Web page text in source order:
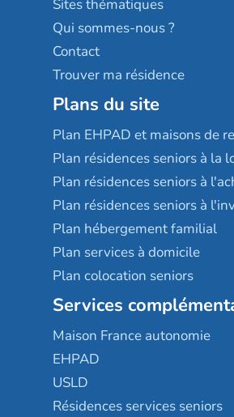
Sites thématiques
Qui sommes-nous ?
Contact
Trouver ma résidence
Plans du site
Plan EHPAD et maisons de
Plan résidences seniors à la
Plan résidences seniors à
Plan résidences seniors à
Plan hébergement familial
Plan services à domicile
Plan colocation seniors
Services
Maison France autonomie
EHPAD
USLD
Résidences services seniors